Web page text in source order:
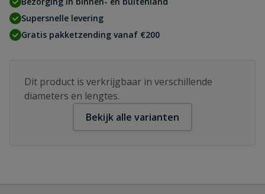
Supersnelle levering
Gratis pakketzending vanaf €200
Dit product is verkrijgbaar in verschillende
diameters en lengtes.
Bekijk alle varianten